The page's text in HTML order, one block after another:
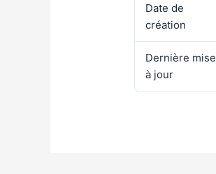
Date de
création
Dernière mise
à jour